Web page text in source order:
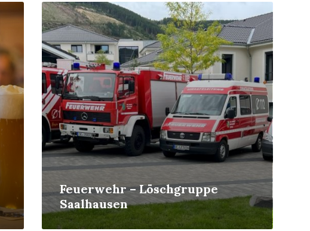
Feuerwehr – Löschgruppe
Saalhausen
Mehr
erfahren